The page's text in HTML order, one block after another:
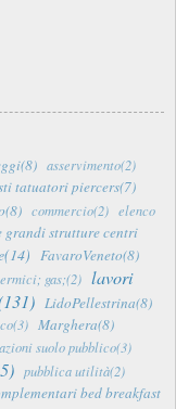
asservimento(2)
tatuatori piercers(7)
commercio(2) elenco
grandi strutture centri
FavaroVeneto(8)
gas;(2) lavori
LidoPellestrina(8)
Marghera(8)
suolo pubblico(3)
pubblica utilità(2)
bed breakfast